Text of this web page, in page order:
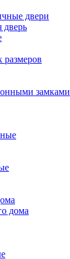
двери
дверь
замками
дома